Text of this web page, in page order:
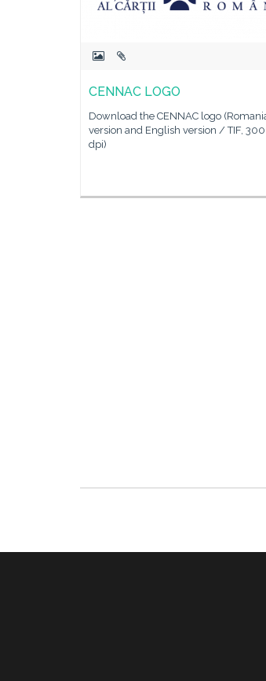
CENNAC LOGO
Download the CENNAC logo
version and English version / TIF, 300
dpi)